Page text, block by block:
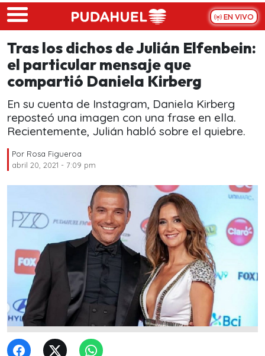
Skip to main content
EN VIVO
Tras los dichos de Julián Elfenbein:
el particular mensaje que
compartió Daniela Kirberg
En su cuenta de Instagram, Daniela Kirberg
reposteó una imagen con una frase en ella.
Recientemente, Julián habló sobre el quiebre.
Por Rosa Figueroa
abril 20, 2021 - 7:09 pm